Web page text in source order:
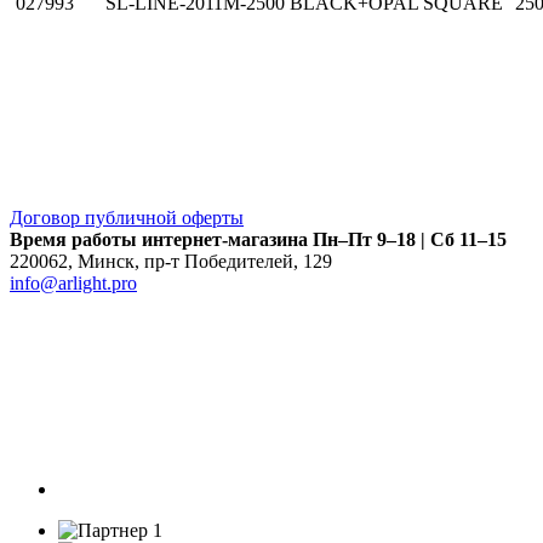
Договор публичной оферты
Время работы интернет-магазина Пн–Пт 9–18 | Сб 11–15
220062, Минск, пр-т Победителей, 129
info@arlight.pro